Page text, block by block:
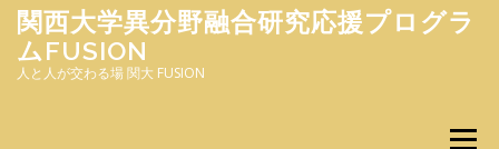
関西大学異分野融合研究応援プログラ
ムFUSION
人と人が交わる場 関大 FUSION
メニュー